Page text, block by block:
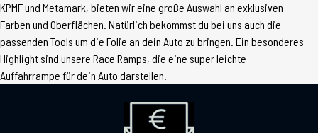
KPMF und Metamark, bieten wir eine große Auswahl an exklusiven
Farben und Oberflächen. Natürlich bekommst du bei uns auch die
passenden Tools um die Folie an dein Auto zu bringen. Ein besonderes
Highlight sind unsere Race Ramps, die eine super leichte
Auffahrrampe für dein Auto darstellen.